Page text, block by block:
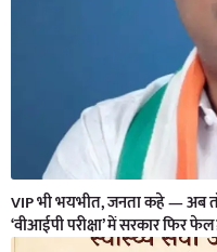
VIP भी भयभीत, जनता कहे — अब तो
‘वीआईपी परीक्षा’ में सरकार फिर